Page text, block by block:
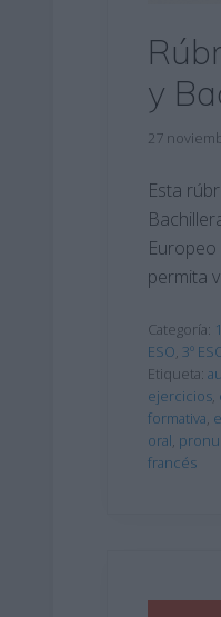
y
27
Esta
permita
Categoría:
ESO, 3º
Etiqueta:
ejercicios,
formativa,
oral,
francés